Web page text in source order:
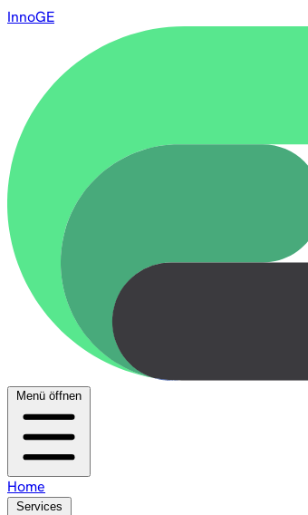
InnoGE
Menü öffnen
Home
Services